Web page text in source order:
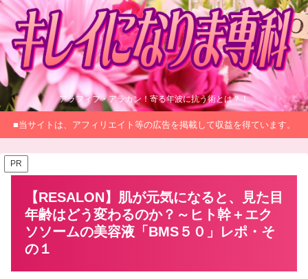
アラフィフ・アラカン！寄る年波に抗う術とは？！
■当サイトは、アフィリエイト等の広告を掲載して収益を得ています。
PR
【RESALON】肌が元気になると、見た目
年齢はどう変わるのか？～ヒト幹＋エク
ソソームの美容液「BMS５０」レポ・そ
の１